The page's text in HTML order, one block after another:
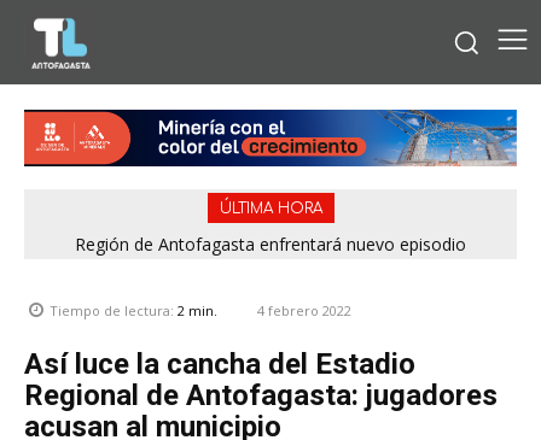
ÚLTIMA HORA
Región de Antofagasta enfrentará nuevo episodio
Bipay explica: Así funciona el pago con tarjetas bancarias en
Tiempo de lectura: 2 min. 4 febrero 2022
Así luce la cancha del Estadio
Regional de Antofagasta: jugadores
acusan al municipio